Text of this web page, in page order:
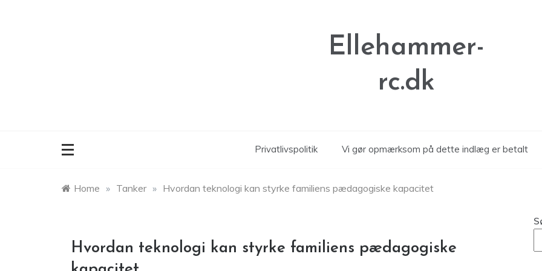
Ellehammer-
rc.dk
Privatlivspolitik Vi gør opmærksom på dette indlæg er betalt
Home » Tanker » Hvordan teknologi kan styrke familiens pædagogiske kapacitet
Hvordan teknologi kan styrke familiens pædagogiske